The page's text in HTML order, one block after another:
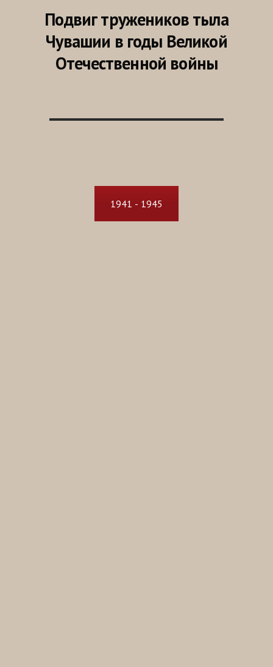
Подвиг тружеников тыла
Чувашии в годы Великой
Отечественной войны
1941 - 1945